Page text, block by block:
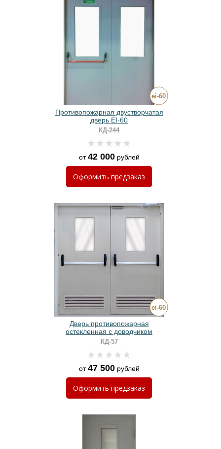
Противопожарная двустворчатая
дверь EI-60
КД-244
от42 000рублей
Оформить предзаказ
Дверь противопожарная
остекленная с доводчиком
КД-57
от47 500рублей
Оформить предзаказ